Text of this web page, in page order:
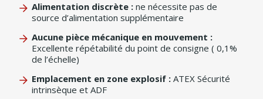
Alimentation discrète : ne nécessite pas de
source d’alimentation supplémentaire
Aucune pièce mécanique en mouvement :
Excellente répétabilité du point de consigne ( 0,1%
de l’échelle)
Emplacement en zone explosif : ATEX Sécurité
intrinsèque et ADF